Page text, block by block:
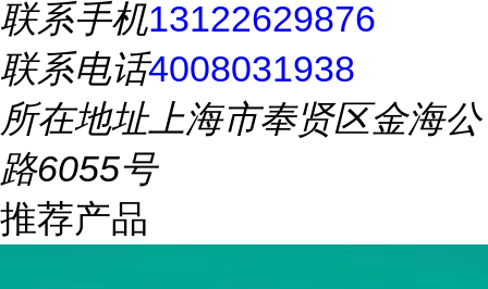
联系手机13122629876
联系电话4008031938
所在地址上海市奉贤区金海公
路6055号
推荐产品